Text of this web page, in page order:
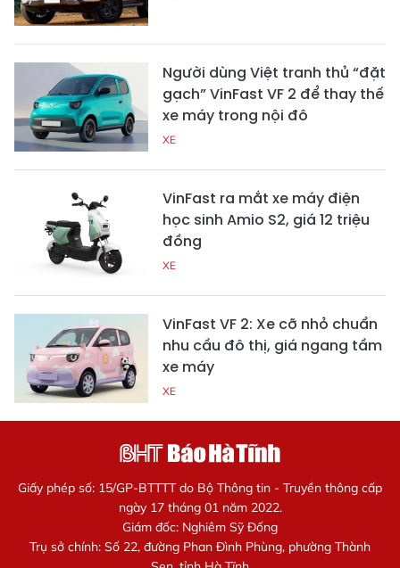
Người dùng Việt tranh thủ “đặt
gạch” VinFast VF 2 để thay thế
xe máy trong nội đô
XE
VinFast ra mắt xe máy điện
học sinh Amio S2, giá 12 triệu
đồng
XE
VinFast VF 2: Xe cỡ nhỏ chuẩn
nhu cầu đô thị, giá ngang tầm
xe máy
XE
Giấy phép số: 15/GP-BTTTT do Bộ Thông tin - Truyền thông cấp
ngày 17 tháng 01 năm 2022.
Giám đốc: Nghiêm Sỹ Đống
Trụ sở chính: Số 22, đường Phan Đình Phùng, phường Thành